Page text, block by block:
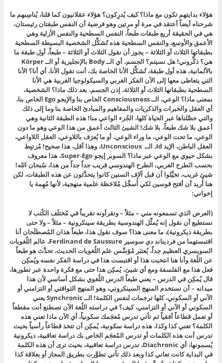
هؤلاء بدايتهم تكون مع ماذا؟ كيف يُدرِكون؟ هؤلاء عقلانيون كما قلنا، يُناسِبهم ما
شرحناه أيضاً أعتقد في مرة أو مرتين وهو فرضية أن النفس طبقتان رئيستان،
هي في الحقيقة أربع طبقات طبعاً، النفس السطحية والنفس الأزلية وهي
الأعمق والأوسع، والنفس السطحية هذه تُشكِّل الشخصية البسيطة السطحية
بطبقاتها الثلاث أو الثلاثة – يجوز أن نقول الثلاث أو الثلاثة – طبعاً، أول طبقة ما
هي؟ ذكِّروني! هل نسيتم؟ الجسم، أي الــ Body بالإنجليزية أو الــ Körper
بالألمانية، هذه أول طبقة، تُشكِّل الأنا الخاصة بك، أنت تقول الأنا، أي أنا؟ الأنا
التي يتعاطى معها إلى الآن الفكر الغربي والسيكولوجيا الغربية هي الأنا
السطحية بطبقاتها الثلاث أو الثلاثة، إذن الجسم، بعد ذلك ماذا؟ الشخصية،
بمعنى ماذا؟ الوعي، الــ Consciousness الخاص بنا والإيجو Ego الخاص بنا،
أي العقل والخبرات والذكريات والمفاهيم والمبادئ الخاصة بنا وما إلى ذلك
والتي حصَّلناها عبر الحياة كلها، الجُزء الواعي منا! هذه الطبقة الثانية وهي
أعمق بلا شك طبعاً، بلا شك! الشيئ الثالث أعمق من هذا الوعي وهو ما دون
الوعي، ما تحت الوعي، ما وراء الوعي، أو ما يُعرَف باللاوعي، العقل اللاواعي،
العقل الباطن، الإيد Id، الــ Unconscious، وهذا أقل، هذا صحيح! مُرتبِط
بشكل حيوي مع الوعي عبر ماذا؟ السوبر إيجو Super-Ego، هذا معروف
بحسب الطرح الغربي، الطرح الهندوسي قريب جداً جداً من هذا، سُبحان الله!
شيئ غريب، تخيَّلوا أن قبل آلاف السنين كانوا يتحدَّثون عن هذه الطبقات، لكن
هنا أُريد أن أفتح قوسين لكي أُسجِّل مُلاحَظة علمية منهجية، لأنها مُهِمة يا
إخواني:
(العرض الذي تسمعونه مني – مثلاً – وتقرأونه تقريباً في مُختلَف الكُتب لا
نستطيع أن نقول إنه يُمثِّل الهندوسية بطريقة سينكرونية – مثلاً – ولا حتى
بطريقة ديكرونية)، ما معنى هذا؟ سوف نقول هذا، طبعاً هذان المُصطلَحان أنا
اقتبستهما من فرديناند دي سوسير Ferdinand de Saussure، عالم اللُغويات
السويسري العظيم جداً، يُعتبَر مُؤسِّس علم اللُغويات الحديث، تحدَّث هو طبعاً
عن اللُغة وأنا هنا انتخبت هذا أو اقتبست هذا في دراسة الفكر نفسه ويُمكِن
فعل هذا مع الفلسفة ومع أي شيئ، يُمكِن هذا حتى مع فكرة واحدة عبر تطورها،
قاليُمكِن في الدرس – يعني طبعاً الدرس اللُغوي بشكل أساسي لأن هذا
ميدانه – أن نستخدم المنهج السينكروني، وهو المنهج التواقتي أو التزامني أو
الآني أو السكوني، كلها ترجمات لنفس الكلمة! الــ Synchronic يعني
السكوني أو الآني أو التزامني، كيف؟ في دراسته اللُغة الآن تصطنع أنت مقطعاً
أو تعمل قطاعاً أفقياً ثم تأتي تدرس مُعجَمك سكونياً، أي الآن ماذا تعني هذه
الكلمة؟ تعني كذا وكذا، هذه دراسة سكونية، يُمكِن أن تتخذ قطاعاً رأسياً بحيث
تدرس أنت هذه الكلمات أو تدرس المُعجَم الخاص بك دراسة تعاقبية، ديكرونية
يُسمونها، أي Diachronic، تدرس دراسة تعاقبية، بحيث ترى أن هذه الكلمة
في البداية كانت تعاني كذا وبعد ذلك تأتي تطوَّرت بطريق المجاز أو بعلاقة كذا